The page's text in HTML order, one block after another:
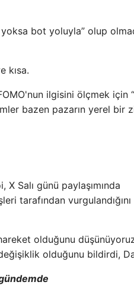
bot yoluyla” olup
kısa.
ilgisini ölçmek için
bazen pazarın yerel bir
Salı günü paylaşımında
tarafından vurgulandığını
olduğunu
olduğunu bildirdi,